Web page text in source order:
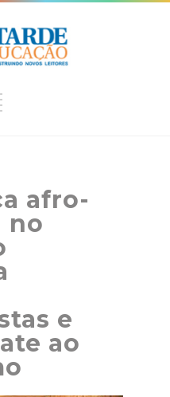
afro-
no
e
ao